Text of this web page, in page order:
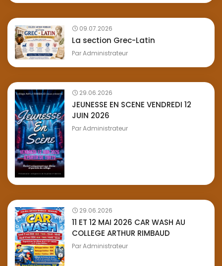
09.07.2026
La section Grec-Latin
ParAdministrateur
29.06.2026
JEUNESSE EN SCENE VENDREDI 12
JUIN 2026
ParAdministrateur
29.06.2026
11 ET 12 MAI 2026 CAR WASH AU
COLLEGE ARTHUR RIMBAUD
ParAdministrateur